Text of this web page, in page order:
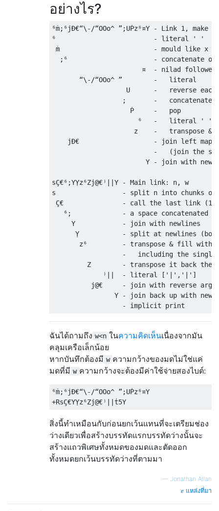
อย่างไร?
⁶ṁ;⁶jÐ€“\-/“OOo^ ”;UṖz⁶¤Y - Link 1,
⁶                         - literal ' '
ṁ                        - mould like x
;⁶                      - concatenate
¤  - nilad
“\-/“OOo^ ”        -   literal
U      -   reverse each
;       -   concatenate
Ṗ     -   pop
                      ⁶   -   literal ' '
z    -   transpose &
jÐ€                   - join left
-   (join the
Y - join with
sÇ€⁶;YỴz⁶Zj@€⁾||Y - Main link: n, w
s                 - split n into chunks of
Ç€               - call the last link (1) as
⁶;             - a space concatenated
     Y            - join with newlines
Ỵ           - split at newlines
z⁶         - transpose & fill with
-   including the
Z        - transpose it back the
             ⁾||  - literal ['|','|']
j@€     - join with reverse
Y - join back up with
ฉันได้ถามถึง w<n ในความคิดเห็นเนื่องจากมัน
คลุมเครือเล็กน้อย
หากบันทึกต้องมี w ความกว้างของมดไม่ใช่แค่
มดที่มี w ความกว้างจะต้องมีค่าใช้จ่ายสองไบต์:
⁶ṁ;⁶jÐ€“\-/“OOo^ ”;UṖz⁶¤Y
สิ่งนี้ทำเหมือนกับก่อนยกเว้นแทนที่จะเตรียมช่อง
ว่างเดียวเพื่อสร้างบรรทัดแรกบรรทัดว่างนั้นจะ
สร้างแถวพิเศษทั้งหมดของมดและตัดออก
ทั้งหมดยกเว้นบรรทัดว่างที่ตามมา
— Jonathan Allan
แหล่งที่มา